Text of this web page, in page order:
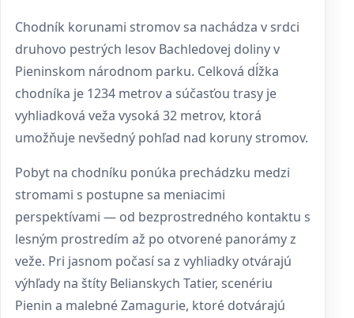
Chodník korunami stromov sa nachádza v srdci
druhovo pestrých lesov Bachledovej doliny v
Pieninskom národnom parku. Celková dĺžka
chodníka je 1234 metrov a súčasťou trasy je
vyhliadková veža vysoká 32 metrov, ktorá
umožňuje nevšedný pohľad nad koruny stromov.
Pobyt na chodníku ponúka prechádzku medzi
stromami s postupne sa meniacimi
perspektívami — od bezprostredného kontaktu s
lesným prostredím až po otvorené panorámy z
veže. Pri jasnom počasí sa z vyhliadky otvárajú
výhľady na štíty Belianskych Tatier, scenériu
Pienin a malebné Zamagurie, ktoré dotvárajú